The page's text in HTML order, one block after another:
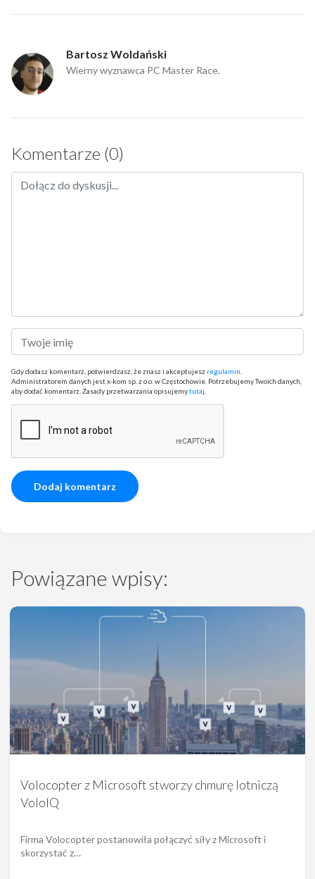
Bartosz Woldański
Wierny wyznawca PC Master Race.
Komentarze (0)
Gdy dodasz komentarz, potwierdzasz, że znasz i akceptujesz regulamin
Administratorem danych jest x-kom sp. z o.o. w Częstochowie. Potrzebujemy Twoich danych,
aby dodać komentarz. Zasady przetwarzania opisujemytutaj
Powiązane wpisy:
Volocopter z Microsoft stworzy chmurę lotniczą
VoloIQ
Firma Volocopter postanowiła połączyć siły z Microsoft i
skorzystać z…